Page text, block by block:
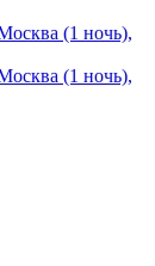
(1 ночь),
(1 ночь),